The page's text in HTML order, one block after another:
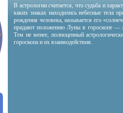
В астрологии считается, что судьба и
каких знаках находились небесные тела
рождения человека, называется его
придают положению Луны в гороскопе —
Тем не менее, полноценный
гороскопа и их взаимодействия.